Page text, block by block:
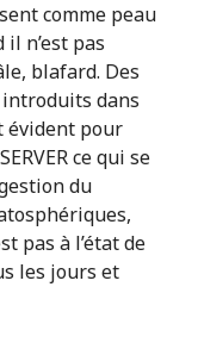
comme peau
n’est pas
blafard. Des
dans
évident pour
ce qui se
du
pas à l’état de
les jours et